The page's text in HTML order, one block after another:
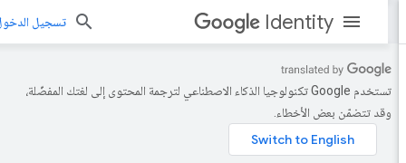
Identity تسجيل الدخول
تستخدم Google تكنولوجيا الذكاء الاصطناعي لترجمة المحتوى إلى لغتك المفضّلة،
وقد تتضمّن بعض الأخطاء.